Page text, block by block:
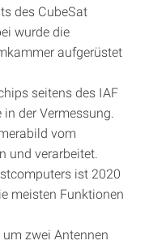
des CubeSat
wurde die
aufgerüstet
seitens des IAF
der Vermessung.
vom
und verarbeitet.
ist 2020
meisten Funktionen
zwei Antennen